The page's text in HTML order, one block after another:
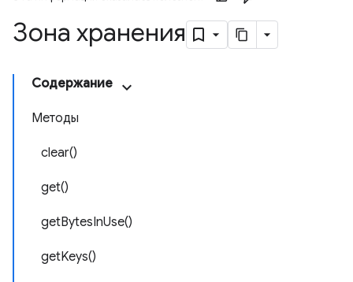
Зона хранения
Содержание
Методы
clear()
get()
getBytesInUse()
getKeys()